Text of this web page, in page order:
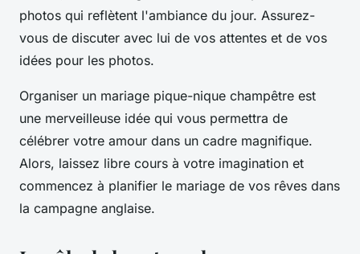
photos qui reflètent l'ambiance du jour. Assurez-
vous de discuter avec lui de vos attentes et de vos
idées pour les photos.
Organiser un mariage pique-nique champêtre est
une merveilleuse idée qui vous permettra de
célébrer votre amour dans un cadre magnifique.
Alors, laissez libre cours à votre imagination et
commencez à planifier le mariage de vos rêves dans
la campagne anglaise.